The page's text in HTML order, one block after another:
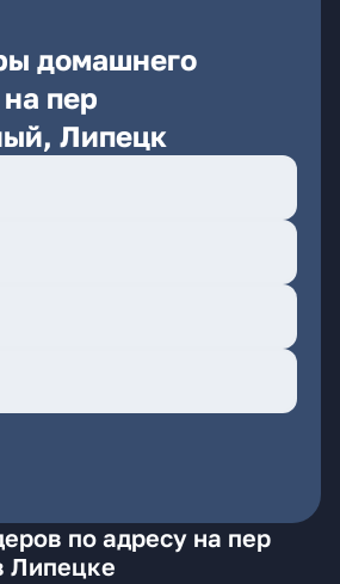
домашнего
пер
Липецк
по адресу на пер
Липецке